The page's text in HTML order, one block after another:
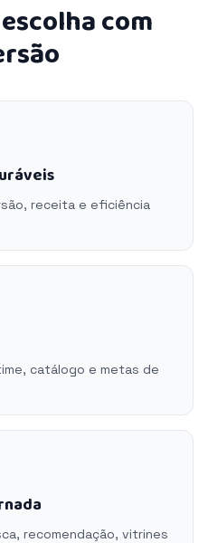
com
receita e eficiência
catálogo e metas de
recomendação, vitrines